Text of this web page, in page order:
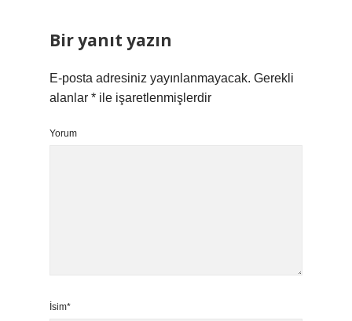
Bir yanıt yazın
E-posta adresiniz yayınlanmayacak. Gerekli
alanlar * ile işaretlenmişlerdir
Yorum
İsim*